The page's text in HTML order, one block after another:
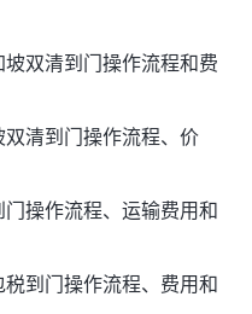
双清到门操作流程和费
清到门操作流程、价
操作流程、运输费用和
到门操作流程、费用和